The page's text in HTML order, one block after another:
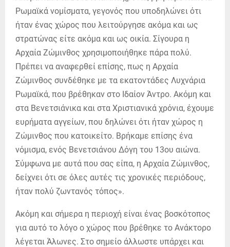
Ρωμαϊκά νομίσματα, γεγονός που υποδηλώνει ότι
ήταν ένας χώρος που λειτούργησε ακόμα και ως
στρατώνας είτε ακόμα και ως οικία. Σίγουρα η
Αρχαία Ζώμινθος χρησιμοποιήθηκε πάρα πολύ.
Πρέπει να αναφερθεί επίσης, πως η Αρχαία
Ζώμινθος συνδέθηκε με τα εκατοντάδες Λυχνάρια
Ρωμαϊκά, που βρέθηκαν στο Ιδαίον Άντρο. Ακόμη και
στα Βενετσιάνικα και στα Χριστιανικά χρόνια, έχουμε
ευρήματα αγγείων, που δηλώνει ότι ήταν χώρος η
Ζώμινθος που κατοικείτο. Βρήκαμε επίσης ένα
νόμισμα, ενός Βενετσιάνου Δόγη του 13ου αιώνα.
Σύμφωνα με αυτά που σας είπα, η Αρχαία Ζώμινθος,
δείχνει ότι σε όλες αυτές τις χρονικές περιόδους,
ήταν πολύ ζωντανός τόπος».
Ακόμη και σήμερα η περιοχή είναι ένας βοσκότοπος
για αυτό το λόγο ο χώρος που βρέθηκε το Ανάκτορο
λέγεται Άλωνες. Στο σημείο άλλωστε υπάρχει και